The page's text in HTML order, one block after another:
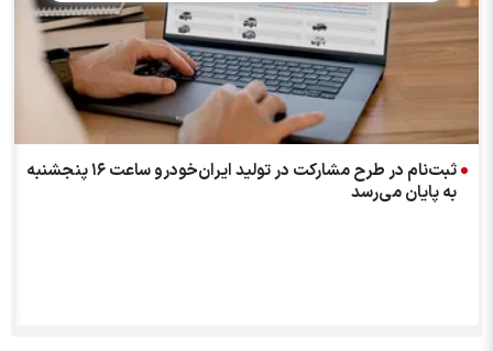
ثبت‌نام در طرح مشارکت در تولید ایران‌خودرو ساعت ۱۶ پنجشنبه
به پایان می‌رسد